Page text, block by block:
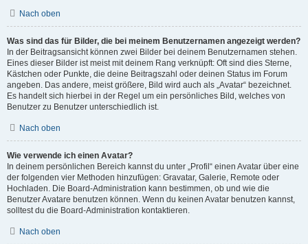
Nach oben
Was sind das für Bilder, die bei meinem Benutzernamen angezeigt werden?
In der Beitragsansicht können zwei Bilder bei deinem Benutzernamen stehen.
Eines dieser Bilder ist meist mit deinem Rang verknüpft: Oft sind dies Sterne,
Kästchen oder Punkte, die deine Beitragszahl oder deinen Status im Forum
angeben. Das andere, meist größere, Bild wird auch als „Avatar“ bezeichnet.
Es handelt sich hierbei in der Regel um ein persönliches Bild, welches von
Benutzer zu Benutzer unterschiedlich ist.
Nach oben
Wie verwende ich einen Avatar?
In deinem persönlichen Bereich kannst du unter „Profil“ einen Avatar über eine
der folgenden vier Methoden hinzufügen: Gravatar, Galerie, Remote oder
Hochladen. Die Board-Administration kann bestimmen, ob und wie die
Benutzer Avatare benutzen können. Wenn du keinen Avatar benutzen kannst,
solltest du die Board-Administration kontaktieren.
Nach oben